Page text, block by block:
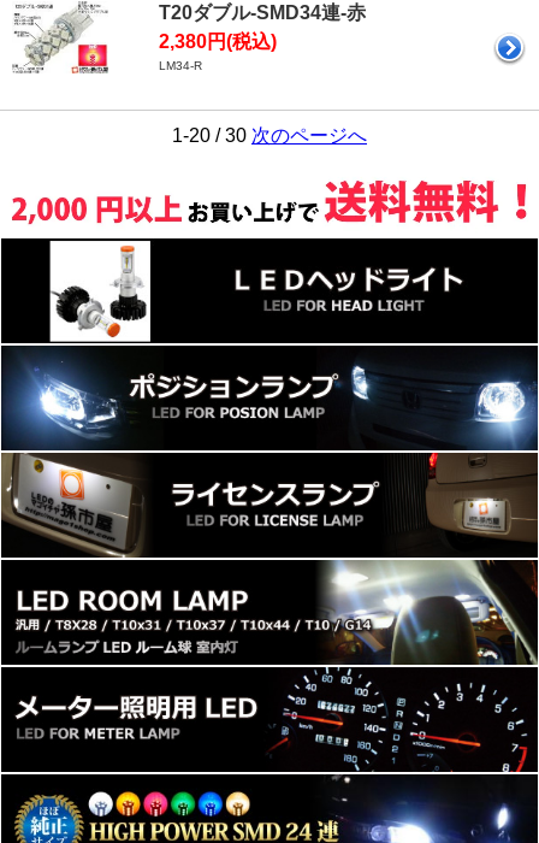
T20ダブル-SMD34連-赤
2,380円(税込)
LM34-R
1-20 / 30 次のページへ